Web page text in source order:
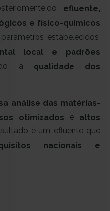
do efluente,
e físico-químicos
estabelecidos
local e padrões
a qualidade dos
análise das matérias-
otimizados e altos
é um efluente que
nacionais e